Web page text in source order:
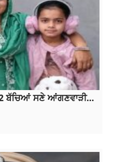
2 ਬੱਚਿਆਂ ਸਣੇ ਆਂਗਣਵਾੜੀ...